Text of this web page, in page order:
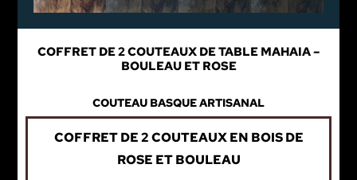
COFFRET DE 2 COUTEAUX DE TABLE MAHAIA –
BOULEAU ET ROSE
COUTEAU BASQUE ARTISANAL
COFFRET DE 2 COUTEAUX EN BOIS DE
ROSE ET BOULEAU